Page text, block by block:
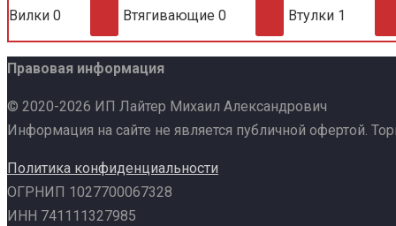
Вилки 0 Втягивающие 0 Втулки 1
Правовая информация
© 2020-2026 ИП Лайтер Михаил Александрович
Информация на сайте не является публичной офертой.
Политика конфиденциальности
ОГРНИП 1027700067328
ИНН 741111327985